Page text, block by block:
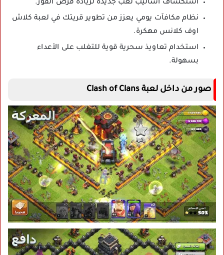
استكشاف أساليب لعب جديدة لزيادة فرص الفوز.
نظام مكافآت يومي يعزز من تطوير قريتك في لعبة كلاش
اوف كلانس مهكرة.
استخدام تعاويذ سحرية قوية للتغلب على الأعداء
بسهولة.
صور من داخل لعبة Clash of Clans